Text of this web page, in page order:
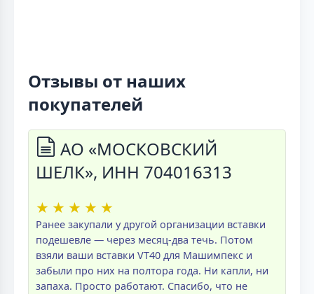
Отзывы от наших
покупателей
АО «МОСКОВСКИЙ
ШЕЛК», ИНН 704016313
★ ★ ★ ★ ★
Ранее закупали у другой организации вставки
подешевле — через месяц-два течь. Потом
взяли ваши вставки VT40 для Машимпекс и
забыли про них на полтора года. Ни капли, ни
запаха. Просто работают. Спасибо, что не